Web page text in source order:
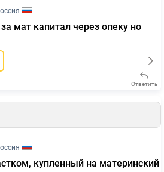
мат капитал через опеку но
Ответить
купленный на материнский